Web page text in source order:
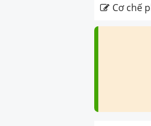
Cơ chế